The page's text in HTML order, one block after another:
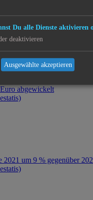
abgewickelt
um 9 % gegenüber
Du alle Dienste aktivieren
deaktivieren
Ausgewählte akzeptieren